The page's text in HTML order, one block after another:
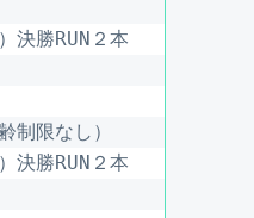
決勝RUN２本
制限なし）
決勝RUN２本